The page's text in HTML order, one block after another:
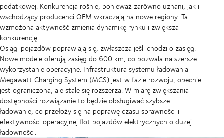
podatkowej. Konkurencja rośnie, ponieważ zarówno uznani, jak i
wschodzący producenci OEM wkraczają na nowe regiony. Ta
wzmożona aktywność zmienia dynamikę rynku i zwiększa
konkurencję.
Osiągi pojazdów poprawiają się, zwłaszcza jeśli chodzi o zasięg.
Nowe modele oferują zasięg do 600 km, co pozwala na szersze
wykorzystanie operacyjne. Infrastruktura systemu ładowania
Megawatt Charging System (MCS) jest w fazie rozwoju, obecnie
jest ograniczona, ale stale się rozszerza. W miarę zwiększania
dostępności rozwiązanie to będzie obsługiwać szybsze
ładowanie, co przełoży się na poprawę czasu sprawności i
efektywności operacyjnej flot pojazdów elektrycznych o dużej
ładowności.